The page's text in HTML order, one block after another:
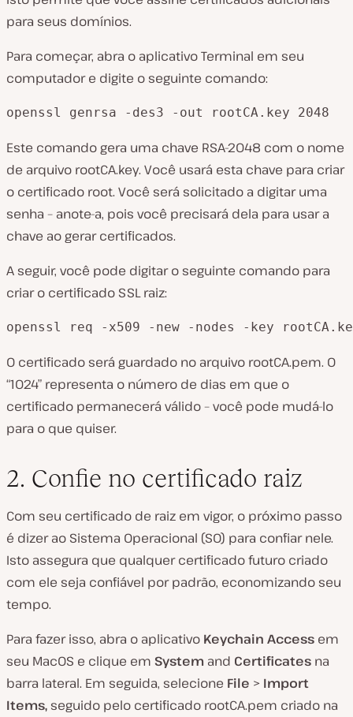
para seus domínios.
Para começar, abra o aplicativo Terminal em seu
computador e digite o seguinte comando:
openssl genrsa -des3 -out rootCA.key 2048
Este comando gera uma chave RSA-2048 com o nome
de arquivo rootCA.key. Você usará esta chave para criar
o certificado root. Você será solicitado a digitar uma
senha – anote-a, pois você precisará dela para usar a
chave ao gerar certificados.
A seguir, você pode digitar o seguinte comando para
criar o certificado SSL raiz:
openssl req -x509 -new -nodes -key
O certificado será guardado no arquivo rootCA.pem. O
“1024” representa o número de dias em que o
certificado permanecerá válido – você pode mudá-lo
para o que quiser.
2. Confie no certificado raiz
Com seu certificado de raiz em vigor, o próximo passo
é dizer ao Sistema Operacional (SO) para confiar nele.
Isto assegura que qualquer certificado futuro criado
com ele seja confiável por padrão, economizando seu
tempo.
Para fazer isso, abra o aplicativo Keychain Access em
seu MacOS e clique em System and Certificates na
barra lateral. Em seguida, selecione File > Import
Items, seguido pelo certificado rootCA.pem criado na